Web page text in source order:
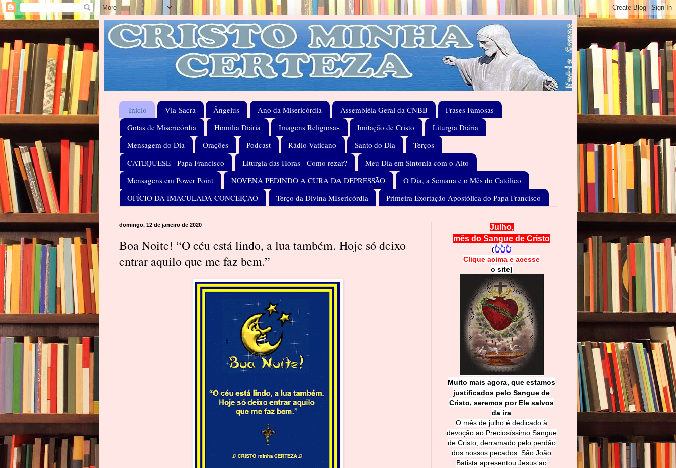
Início Via-Sacra Ângelus Ano da Misericórdia Assembléia Geral da CNBB
Frases Famosas
Gotas de Misericórdia
Homilia Diária Imagens Religiosas Imitação de Cristo
Liturgia Diária
Mensagem do Dia
Orações Podcast Rádio Vaticano Santo do Dia
Terços
CATEQUESE - Papa Francisco
Liturgia das Horas - Como rezar?
Meu Dia em Sintonia com o Alto
Mensagens em Power Point
NOVENA PEDINDO A CURA DA DEPRESSÃO
O Dia, a Semana e o Mês do Católico
OFÍCIO DA IMACULADA CONCEIÇÃO
Terço da Divina MIsericórdia Primeira Exortação Apostólica do Papa Francisco
domingo, 12 de janeiro de 2020
Boa Noite! “O céu está lindo, a lua também. Hoje só deixo
entrar aquilo que me faz bem.”
Julho,
mês do Sangue de Cristo
(👆👆👆
Clique acima e acesse
o site)
Muito mais agora, que estamos
justificados pelo Sangue de
Cristo, seremos por Ele salvos
da ira
O mês de julho é dedicado à
devoção ao Preciosíssimo Sangue
de Cristo, derramado pelo perdão
dos nossos pecados. São João
Batista apresentou Jesus ao